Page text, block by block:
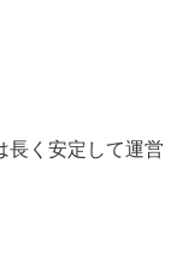
長く安定して運営